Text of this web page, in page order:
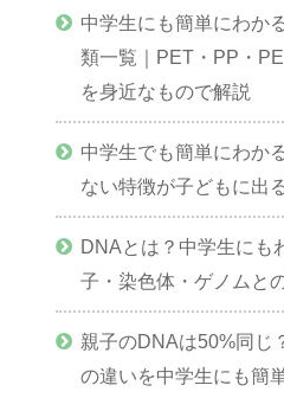
中学生にも簡単にわか
類一覧｜PET・PP・
を身近なもので解説
中学生でも簡単にわか
ない特徴が子どもに出
DNAとは？中学生にも
子・染色体・ゲノムと
親子のDNAは50%同じ
の違いを中学生にも簡